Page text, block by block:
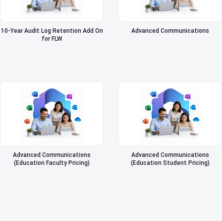
10-Year Audit Log Retention Add On
for FLW
Advanced Communications
Advanced Communications
(Education Faculty Pricing)
Advanced Communications
(Education Student Pricing)